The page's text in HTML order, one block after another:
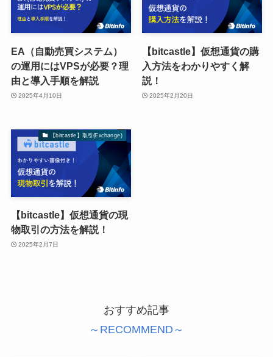
EA（自動売買システム）
の運用にはVPSが必要？理
由と導入手順を解説
2025年4月10日
【bitcastle】仮想通貨の購
入方法をわかりやすく解
説！
2025年2月20日
【bitcastle】取引(Exchange)
【bitcastle】仮想通貨の現
物取引の方法を解説！
2025年2月7日
おすすめ記事
～RECOMMEND～